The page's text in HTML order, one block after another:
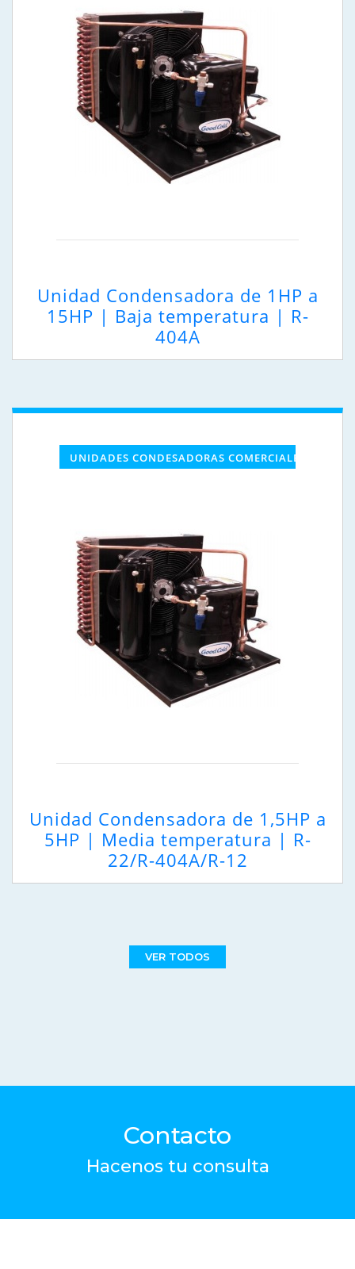
Unidad Condensadora de 1HP a
15HP | Baja temperatura | R-
404A
UNIDADES CONDESADORAS COMERCIALES
Unidad Condensadora de 1,5HP a
5HP | Media temperatura | R-
22/R-404A/R-12
VER TODOS
Contacto
Hacenos tu consulta